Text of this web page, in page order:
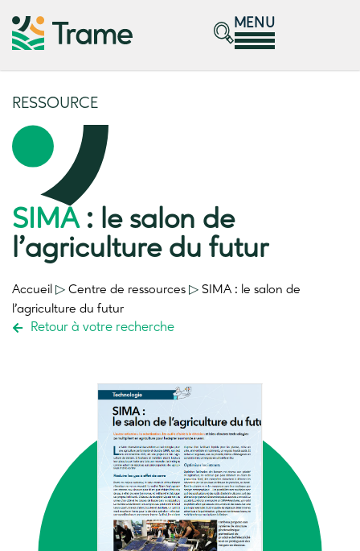
MENU
RESSOURCE
SIMA: le salon de
l’agriculture du futur
Accueil ▷ Centre de ressources ▷ SIMA : le salon de
l’agriculture du futur
Retour à votre recherche